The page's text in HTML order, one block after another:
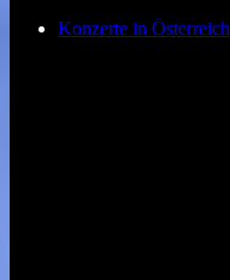
Konzerte in Österreich